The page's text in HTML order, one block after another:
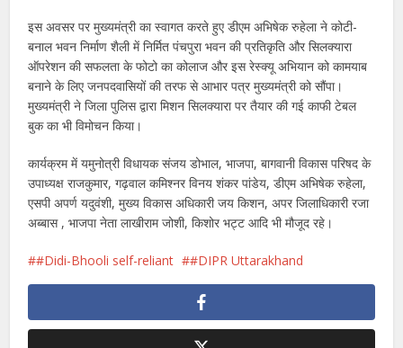
इस अवसर पर मुख्यमंत्री का स्वागत करते हुए डीएम अभिषेक रुहेला ने कोटी-
बनाल भवन निर्माण शैली में निर्मित पंचपुरा भवन की प्रतिकृति और सिलक्यारा
ऑपरेशन की सफलता के फोटो का कोलाज और इस रेस्क्यू अभियान को कामयाब
बनाने के लिए जनपदवासियों की तरफ से आभार पत्र मुख्यमंत्री को सौंपा।
मुख्यमंत्री ने जिला पुलिस द्वारा मिशन सिलक्यारा पर तैयार की गई काफी टेबल
बुक का भी विमोचन किया।
कार्यक्रम में यमुनोत्री विधायक संजय डोभाल, भाजपा, बागवानी विकास परिषद के
उपाध्यक्ष राजकुमार, गढ़वाल कमिश्नर विनय शंकर पांडेय, डीएम अभिषेक रुहेला,
एसपी अपर्ण यदुवंशी, मुख्य विकास अधिकारी जय किशन, अपर जिलाधिकारी रजा
अब्बास , भाजपा नेता लाखीराम जोशी, किशोर भट्ट आदि भी मौजूद रहे।
#Didi-Bhooli self-reliant #DIPR Uttarakhand